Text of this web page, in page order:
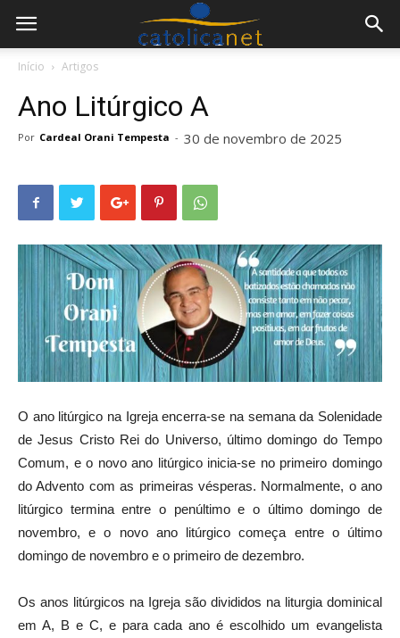
Início Artigos
Ano Litúrgico A
Por Cardeal Orani Tempesta - 30 de novembro de 2025
O ano litúrgico na Igreja encerra-se na semana da Solenidade
de Jesus Cristo Rei do Universo, último domingo do Tempo
Comum, e o novo ano litúrgico inicia-se no primeiro domingo
do Advento com as primeiras vésperas. Normalmente, o ano
litúrgico termina entre o penúltimo e o último domingo de
novembro, e o novo ano litúrgico começa entre o último
domingo de novembro e o primeiro de dezembro.
Os anos litúrgicos na Igreja são divididos na liturgia dominical
em A, B e C, e para cada ano é escolhido um evangelista